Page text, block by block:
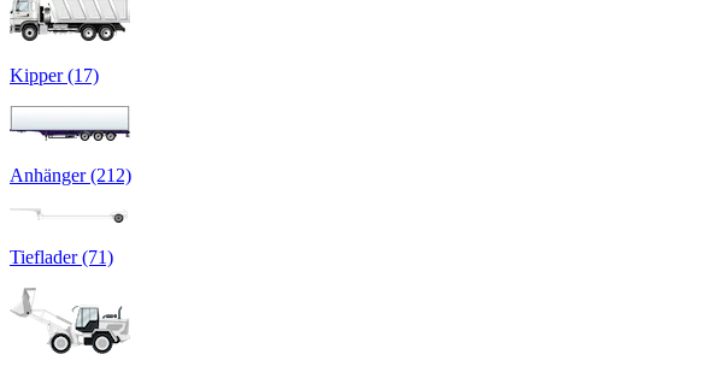
Kipper (17)
Anhänger (212)
Tieflader (71)